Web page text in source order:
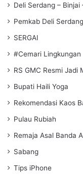
Deli Serdang – Binjai
Pemkab Deli Serdang
SERGAI
#Cemari Lingkungan
RS GMC Resmi Jadi
Bupati Haili Yoga
Rekomendasi Kaos
Pulau Rubiah
Remaja Asal Banda
Sabang
Tips iPhone